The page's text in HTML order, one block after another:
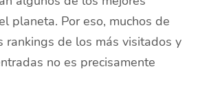
planeta. Por eso, muchos de
rankings de los más visitados y
no es precisamente